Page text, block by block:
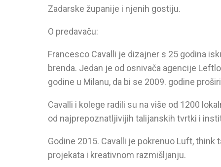
Zadarske županije i njenih gostiju.
O predavaču:
Francesco Cavalli je dizajner s 25 godina
brenda. Jedan je od osnivača agencije
godine u Milanu, da bi se 2009. godine
Cavalli i kolege radili su na više od 1200
od najprepoznatljivijih talijanskih tvrtki i
Godine 2015. Cavalli je pokrenuo Luft,
projekata i kreativnom razmišljanju.